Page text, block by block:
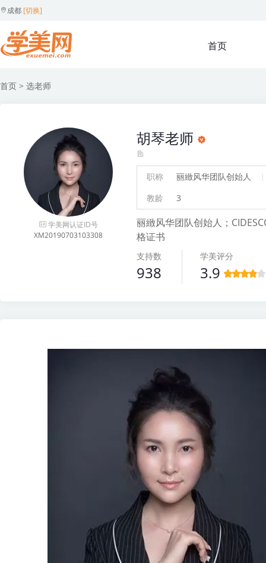
成都 [切换]
首页
首页 > 选老师
学美网认证ID号
XM20190703103308
胡琴老师
职称
丽緻风华团队创始人
教龄
3
丽緻风华团队创始人；
格证书
支持数
938
学美评分
3.9